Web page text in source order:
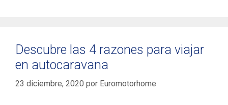
Descubre las 4 razones para viajar
en autocaravana
23 diciembre, 2020 por Euromotorhome